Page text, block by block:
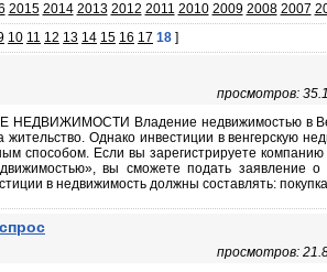
2015 2014 2013 2012 2011 2010 2009 2008 2007
10 11 12 13 14 15 16 17 18 ]
просмотров:
Владение недвижимостью в
Однако инвестиции в венгерскую
способом. Если вы зарегистрируете
вы сможете подать заявление
в недвижимость должны составлять:
просмотров: